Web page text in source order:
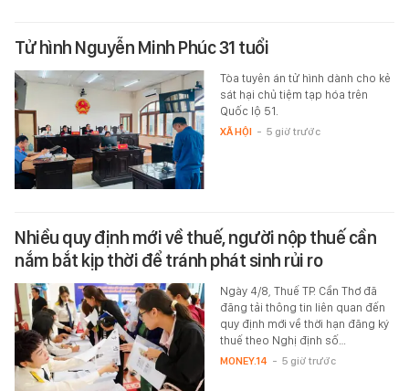
Tử hình Nguyễn Minh Phúc 31 tuổi
Tòa tuyên án tử hình dành cho kẻ
sát hại chủ tiệm tạp hóa trên
Quốc lộ 51.
XÃ HỘI - 5 giờ trước
Nhiều quy định mới về thuế, người nộp thuế cần
nắm bắt kịp thời để tránh phát sinh rủi ro
Ngày 4/8, Thuế TP. Cần Thơ đã
đăng tải thông tin liên quan đến
quy định mới về thời hạn đăng ký
thuế theo Nghị định số…
MONEY.14 - 5 giờ trước